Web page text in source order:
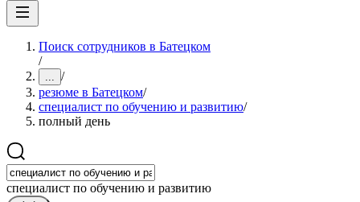
Поиск сотрудников в Батецком
/
... /
резюме в Батецком/
специалист по обучению и развитию/
полный день
специалист по обучению и развитию